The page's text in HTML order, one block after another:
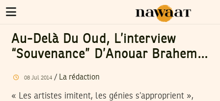
Au-Delà Du Oud, L’interview
“Souvenance” D’Anouar Brahem…
08 Jul 2014/ La rédaction
« Les artistes imitent, les génies s’approprient »,